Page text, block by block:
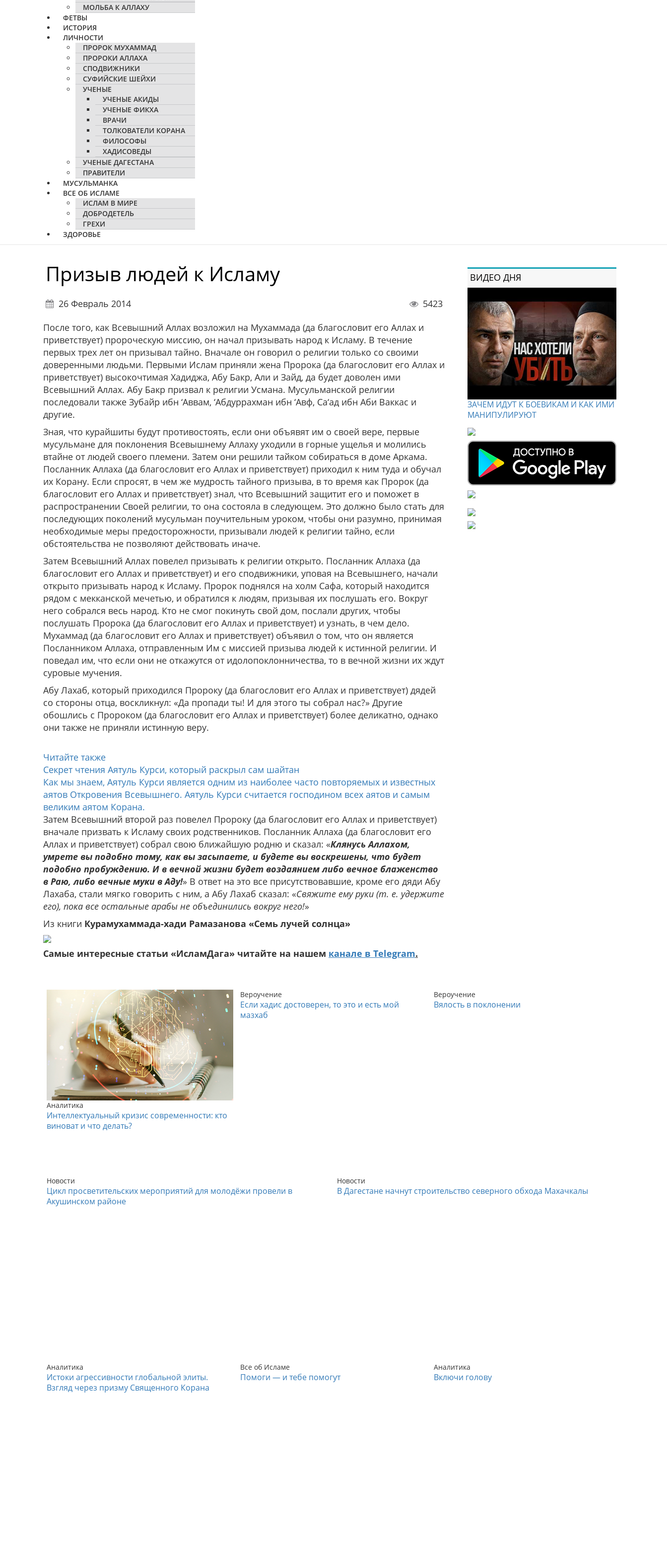
МОЛЬБА К АЛЛАХУ
ФЕТВЫ
ИСТОРИЯ
ЛИЧНОСТИ
ПРОРОК МУХАММАД
ПРОРОКИ АЛЛАХА
СПОДВИЖНИКИ
СУФИЙСКИЕ ШЕЙХИ
УЧЕНЫЕ
УЧЕНЫЕ АКИДЫ
УЧЕНЫЕ ФИКХА
ВРАЧИ
ТОЛКОВАТЕЛИ КОРАНА
ФИЛОСОФЫ
ХАДИСОВЕДЫ
УЧЕНЫЕ ДАГЕСТАНА
ПРАВИТЕЛИ
МУСУЛЬМАНКА
ВСЕ ОБ ИСЛАМЕ
ИСЛАМ В МИРЕ
ДОБРОДЕТЕЛЬ
ГРЕХИ
ЗДОРОВЬЕ
Призыв людей к Исламу
26 Февраль 2014
5423
После того, как Всевышний Аллах возложил на Мухаммада (да благословит его Аллах и
приветствует) пророческую миссию, он начал призывать народ к Исламу. В течение
первых трех лет он призывал тайно. Вначале он говорил о религии только со своими
доверенными людьми. Первыми Ислам приняли жена Пророка (да благословит его Аллах и
приветствует) высокочтимая Хадиджа, Абу Бакр, Али и Зайд, да будет доволен ими
Всевышний Аллах. Абу Бакр призвал к религии Усмана. Мусульманской религии
последовали также Зубайр ибн ‘Аввам, ‘Абдуррахман ибн ‘Авф, Са‘ад ибн Аби Ваккас и
другие.
Зная, что курайшиты будут противостоять, если они объявят им о своей вере, первые
мусульмане для поклонения Всевышнему Аллаху уходили в горные ущелья и молились
втайне от людей своего племени. Затем они решили тайком собираться в доме Аркама.
Посланник Аллаха (да благословит его Аллах и приветствует) приходил к ним туда и обучал
их Корану. Если спросят, в чем же мудрость тайного призыва, в то время как Пророк (да
благословит его Аллах и приветствует) знал, что Всевышний защитит его и поможет в
распространении Своей религии, то она состояла в следующем. Это должно было стать для
последующих поколений мусульман поучительным уроком, чтобы они разумно, принимая
необходимые меры предосторожности, призывали людей к религии тайно, если
обстоятельства не позволяют действовать иначе.
Затем Всевышний Аллах повелел призывать к религии открыто. Посланник Аллаха (да
благословит его Аллах и приветствует) и его сподвижники, уповая на Всевышнего, начали
открыто призывать народ к Исламу. Пророк поднялся на холм Сафа, который находится
рядом с мекканской мечетью, и обратился к людям, призывая их послушать его. Вокруг
него собрался весь народ. Кто не смог покинуть свой дом, послали других, чтобы
послушать Пророка (да благословит его Аллах и приветствует) и узнать, в чем дело.
Мухаммад (да благословит его Аллах и приветствует) объявил о том, что он является
Посланником Аллаха, отправленным Им с миссией призыва людей к истинной религии. И
поведал им, что если они не откажутся от идолопоклонничества, то в вечной жизни их ждут
суровые мучения.
Абу Лахаб, который приходился Пророку (да благословит его Аллах и приветствует) дядей
со стороны отца, воскликнул: «Да пропади ты! И для этого ты собрал нас?» Другие
обошлись с Пророком (да благословит его Аллах и приветствует) более деликатно, однако
они также не приняли истинную веру.
Читайте также
Секрет чтения Аятуль Курси, который раскрыл сам шайтан
Как мы знаем, Аятуль Курси является одним из наиболее часто повторяемых и известных
аятов Откровения Всевышнего. Аятуль Курси считается господином всех аятов и самым
великим аятом Корана.
Затем Всевышний второй раз повелел Пророку (да благословит его Аллах и приветствует)
вначале призвать к Исламу своих родственников. Посланник Аллаха (да благословит его
Аллах и приветствует) собрал свою ближайшую родню и сказал: «Клянусь Аллахом,
умрете вы подобно тому, как вы засыпаете, и будете вы воскрешены, что будет
подобно пробуждению. И в вечной жизни будет воздаянием либо вечное блаженство
в Раю, либо вечные муки в Аду!» В ответ на это все присутствовавшие, кроме его дяди Абу
Лахаба, стали мягко говорить с ним, а Абу Лахаб сказал: «Свяжите ему руки (т. е. удержите
его), пока все остальные арабы не объединились вокруг него!»
Из книги Курамухаммада-хади Рамазанова «Семь лучей солнца»
Самые интересные статьи «ИсламДага» читайте на нашем канале в Telegram.
ВИДЕО ДНЯ
ЗАЧЕМ ИДУТ К БОЕВИКАМ И КАК ИМИ
МАНИПУЛИРУЮТ
Аналитика
Интеллектуальный кризис современности: кто
виноват и что делать?
Вероучение
Если хадис достоверен, то это и есть мой
мазхаб
Вероучение
Вялость в поклонении
Новости
Цикл просветительских мероприятий для молодёжи провели в
Акушинском районе
Новости
В Дагестане начнут строительство северного обхода Махачкалы
Аналитика
Истоки агрессивности глобальной элиты.
Взгляд через призму Священного Корана
Все об Исламе
Помоги — и тебе помогут
Аналитика
Включи голову